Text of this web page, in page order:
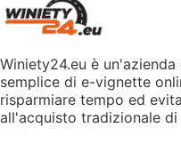
Winiety24.eu è
semplice di e-vignette
risparmiare tempo ed
all'acquisto tradizionale di